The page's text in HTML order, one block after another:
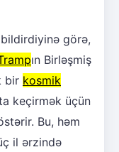
görə,
ın Birləşmiş
bir kosmik
keçirmək üçün
Bu, həm
il ərzində